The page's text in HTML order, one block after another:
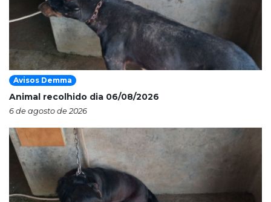
Avisos Demma
Animal recolhido dia 06/08/2026
6 de agosto de 2026